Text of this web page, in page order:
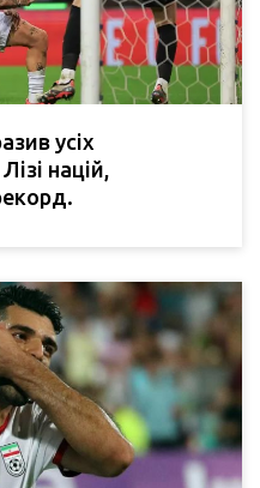
усіх
націй,